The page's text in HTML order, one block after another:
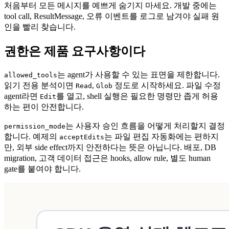
처음부터 모든 메시지를 예쁘게 숨기지 마세요. 개발 중에는
tool call, ResultMessage, 오류 이벤트를 로그로 남겨야 실패 원
인을 빨리 찾습니다.
권한은 제품 요구사항이다
allowed_tools는 agent가 사용할 수 있는 표면을 제한합니다.
읽기 전용 분석이면 Read , Glob 정도로 시작하세요. 파일 수정
agent라면 Edit를 열고, shell 실행은 필요한 명령만 좁게 허용
하는 편이 안전합니다.
permission_mode는 사용자 승인 흐름을 어떻게 처리할지 결정
합니다. 예제의 acceptEdits는 파일 편집 자동화에는 편하지
만, 외부 side effect까지 안전하다는 뜻은 아닙니다. 배포, DB
migration, 고객 데이터 접근은 hooks, allow rule, 별도 human
gate를 붙여야 합니다.